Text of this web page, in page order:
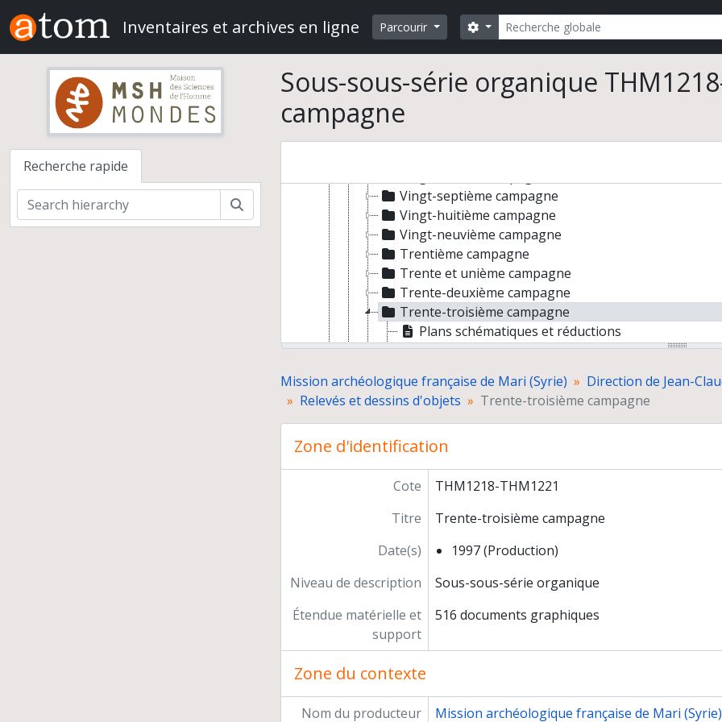
Skip to main content
Inventaires et archives en ligne Parcourir Rechercher
Search options
Recherche rapide
Sous-sous-série organique
campagne
Carnets de fouilles
Fiches objets
Relevés et dessins d'objets
Vingt-deuxième campagne
Vingt-troisième campagne
Vingt-quatrième campagne
Vingt-septième campagne
Vingt-huitième campagne
Vingt-neuvième campagne
Trentième campagne
Trente et unième campagne
Trente-deuxième campagne
Trente-troisième campagne
Plans schématiques et réductions
Coupes et dessins de parois
Objets
Trente-quatrième campagne
Trente-cinquième campagne
Trente-sixième campagne
Trente-septième et trente-huitième campagne
Trente-neuvième campagne
Quarante-et-unième campagne
Relevés et dessins non identifiés
Plans d'architecture
Restitution d’une grande peinture des appartements
Photocopies des relevés des fragments des peintures
Fichiers des tombes
Mission archéologique française de Mari (Syrie) Direction de Jean-
Relevés et dessins d'objets
Trente-troisième campagne
Zone d'identification
Cote
THM1218-THM1221
Titre
Trente-troisième campagne
Date(s)
1997 (Production)
Niveau de description
Sous-sous-série organique
Étendue matérielle et
support
516 documents graphiques
Zone du contexte
Nom du producteur Mission archéologique française de Mari (Syrie)